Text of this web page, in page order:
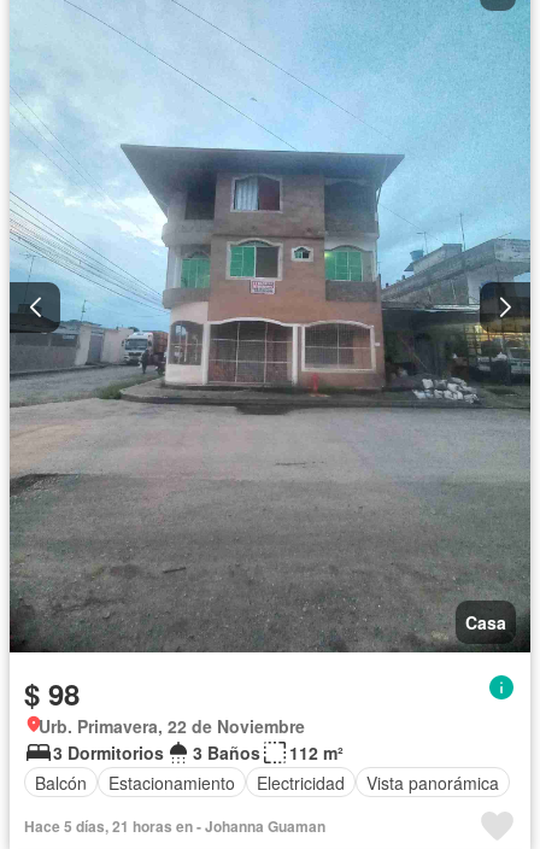
Casa
$ 98
Urb. Primavera, 22 de Noviembre
3 Dormitorios
3 Baños
112 m²
Balcón
Estacionamiento Electricidad Vista panorámica
Hace 5 días, 21 horas en - Johanna Guaman